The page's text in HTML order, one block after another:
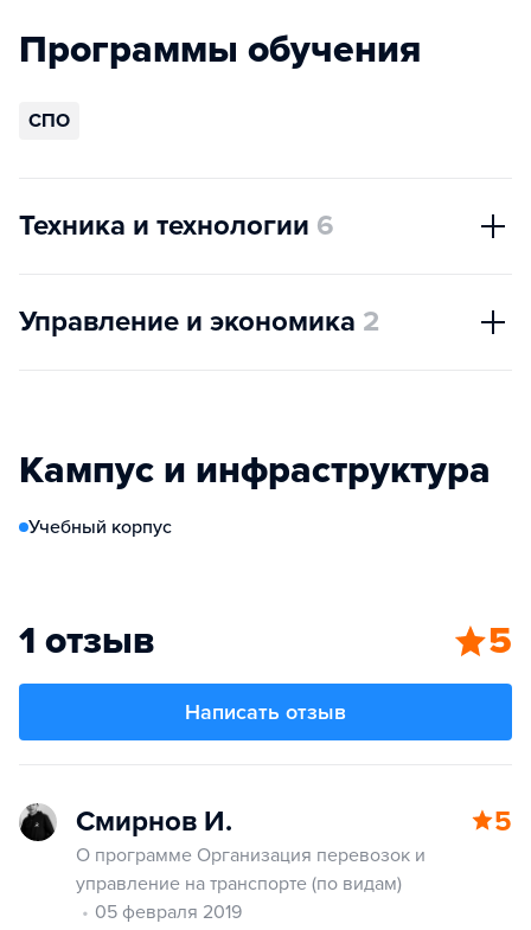
Программы обучения
СПО
Техника и технологии 6
Управление и экономика 2
Кампус и инфраструктура
Учебный корпус
1 отзыв 5
Написать отзыв
Смирнов И. 5
О программе Организация перевозок и
управление на транспорте (по видам)
05 февраля 2019